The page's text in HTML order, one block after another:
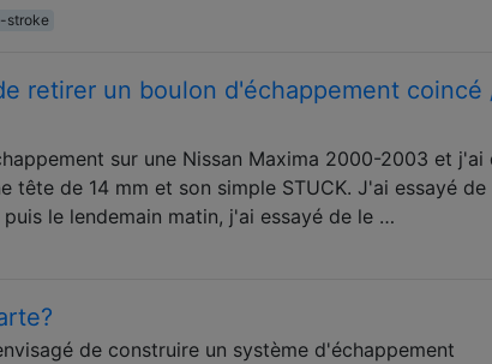
stroke
retirer un boulon d'échappement coincé
sur une Nissan Maxima 2000-2003 et j'ai
tête de 14 mm et son simple STUCK. J'ai essayé de
le lendemain matin, j'ai essayé de le …
de construire un système d'échappement